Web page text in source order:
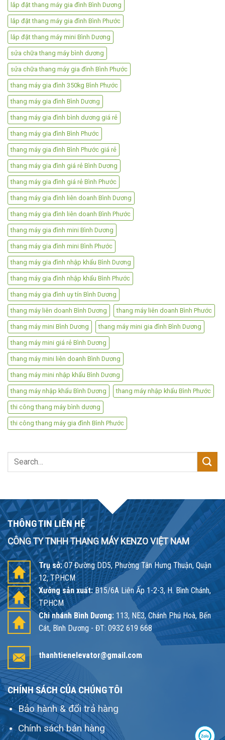
lắp đặt thang máy gia đình Bình Dương
lắp đặt thang máy gia đình Bình Phước
lắp đặt thang máy mini Bình Dương
sửa chữa thang máy bình dương
sửa chữa thang máy gia đình Bình Phước
thang máy gia đình 350kg Bình Phước
thang máy gia đình Bình Dương
thang máy gia đình bình dương giá rẻ
thang máy gia đình Bình Phước
thang máy gia đình Bình Phước giá rẻ
thang máy gia đình giá rẻ Bình Dương
thang máy gia đình giá rẻ Bình Phước
thang máy gia đình liên doanh Bình Dương
thang máy gia đình liên doanh Bình Phước
thang máy gia đình mini Bình Dương
thang máy gia đình mini Bình Phước
thang máy gia đình nhập khẩu Bình Dương
thang máy gia đình nhập khẩu Bình Phước
thang máy gia đình uy tín Bình Dương
thang máy liên doanh Bình Dương thang máy liên doanh Bình Phước
thang máy mini Bình Dương thang máy mini gia đình Bình Dương
thang máy mini giá rẻ Bình Dương
thang máy mini liên doanh Bình Dương
thang máy mini nhập khẩu Bình Dương
thang máy nhập khẩu Bình Dương thang máy nhập khẩu Bình Phước
thi công thang máy bình dương
thi công thang máy gia đình Bình Phước
Search
THÔNG TIN LIÊN HỆ
CÔNG TY TNHH THANG MÁY KENZO VIỆT NAM
Trụ sở:07 Đường DD5, Phường Tân Hưng Thuận, Quận
12, TP.HCM
Xưởng sản xuất:B15/6A Liên Ấp 1-2-3, H. Bình Chánh,
TP.HCM
Chi nhánh Bình Dương: 113, NE3, Chánh Phú Hoà, Bến
Cát, Bình Dương - ĐT: 0932 619 668
thanhtienelevator@gmail.com
CHÍNH SÁCH CỦA CHÚNG TÔI
Bảo hành & đổi trả hàng
Chính sách bán hàng